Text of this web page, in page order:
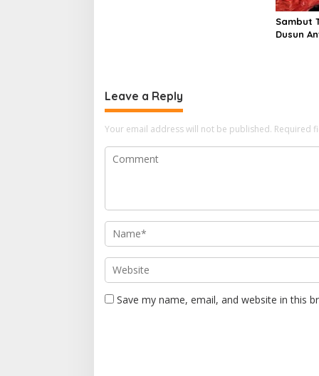
Sambut
Dusun
Leave a Reply
Your email address will not be published. Required
Save my name, email, and website in this